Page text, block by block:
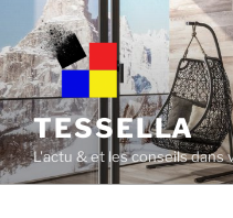
content
TESSELLA
L'actu & et les conseils dans